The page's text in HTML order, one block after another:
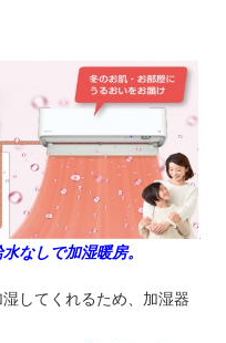
なしで加湿暖房。
してくれるため、加湿器